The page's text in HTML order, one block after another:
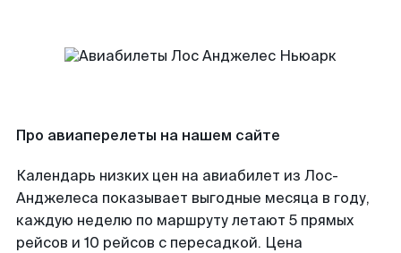
Про авиаперелеты на нашем сайте
Календарь низких цен на авиабилет из Лос-
Анджелеса показывает выгодные месяца в году,
каждую неделю по маршруту летают 5 прямых
рейсов и 10 рейсов с пересадкой. Цена